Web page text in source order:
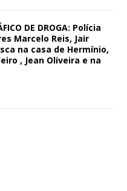
DE DROGA: Polícia
Marcelo Reis, Jair
na casa de Hermínio,
, Jean Oliveira e na